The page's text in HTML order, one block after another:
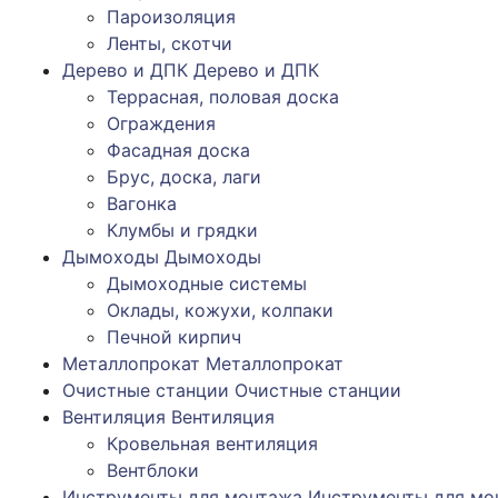
Пароизоляция
Ленты, скотчи
Дерево и ДПК Дерево и ДПК
Террасная, половая доска
Ограждения
Фасадная доска
Брус, доска, лаги
Вагонка
Клумбы и грядки
Дымоходы Дымоходы
Дымоходные системы
Оклады, кожухи, колпаки
Печной кирпич
Металлопрокат Металлопрокат
Очистные станции Очистные станции
Вентиляция Вентиляция
Кровельная вентиляция
Вентблоки